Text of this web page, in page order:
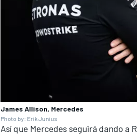
James Allison, Mercedes
Photo by: Erik Junius
Así que Mercedes seguirá dando